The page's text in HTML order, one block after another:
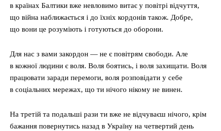
в країнах Балтики вже невловимо витає у повітрі відчуття,
що війна наближається і до їхніх кордонів також. Добре,
що вони це розуміють і готуються до оборони.
Для нас з вами закордон — не є повітрям свободи. Але
в кожної людини є воля. Воля боятись, і воля захищати. Воля
працювати заради перемоги, воля розповідати у себе
в соціальних мережах, що ти нічого нікому не винен.
На третій та подальші рази ти вже не відчуваєш нічого, крім
бажання повернутись назад в Україну на четвертий день